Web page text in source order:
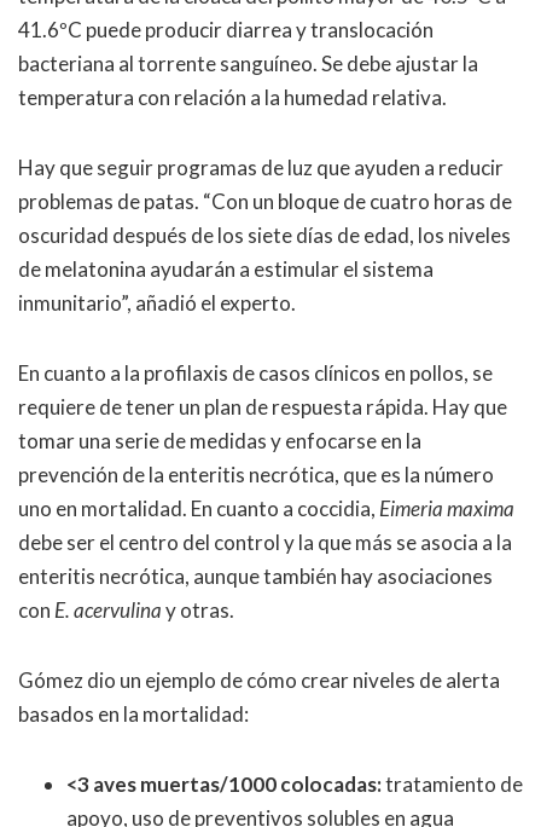
41.6ºC puede producir diarrea y translocación
bacteriana al torrente sanguíneo. Se debe ajustar la
temperatura con relación a la humedad relativa.
Hay que seguir programas de luz que ayuden a reducir
problemas de patas. “Con un bloque de cuatro horas de
oscuridad después de los siete días de edad, los niveles
de melatonina ayudarán a estimular el sistema
inmunitario”, añadió el experto.
En cuanto a la profilaxis de casos clínicos en pollos, se
requiere de tener un plan de respuesta rápida. Hay que
tomar una serie de medidas y enfocarse en la
prevención de la enteritis necrótica, que es la número
uno en mortalidad. En cuanto a coccidia, Eimeria maxima
debe ser el centro del control y la que más se asocia a la
enteritis necrótica, aunque también hay asociaciones
con E. acervulinay otras.
Gómez dio un ejemplo de cómo crear niveles de alerta
basados en la mortalidad:
<3 aves muertas/1000 colocadas:tratamiento de
apoyo, uso de preventivos solubles en agua